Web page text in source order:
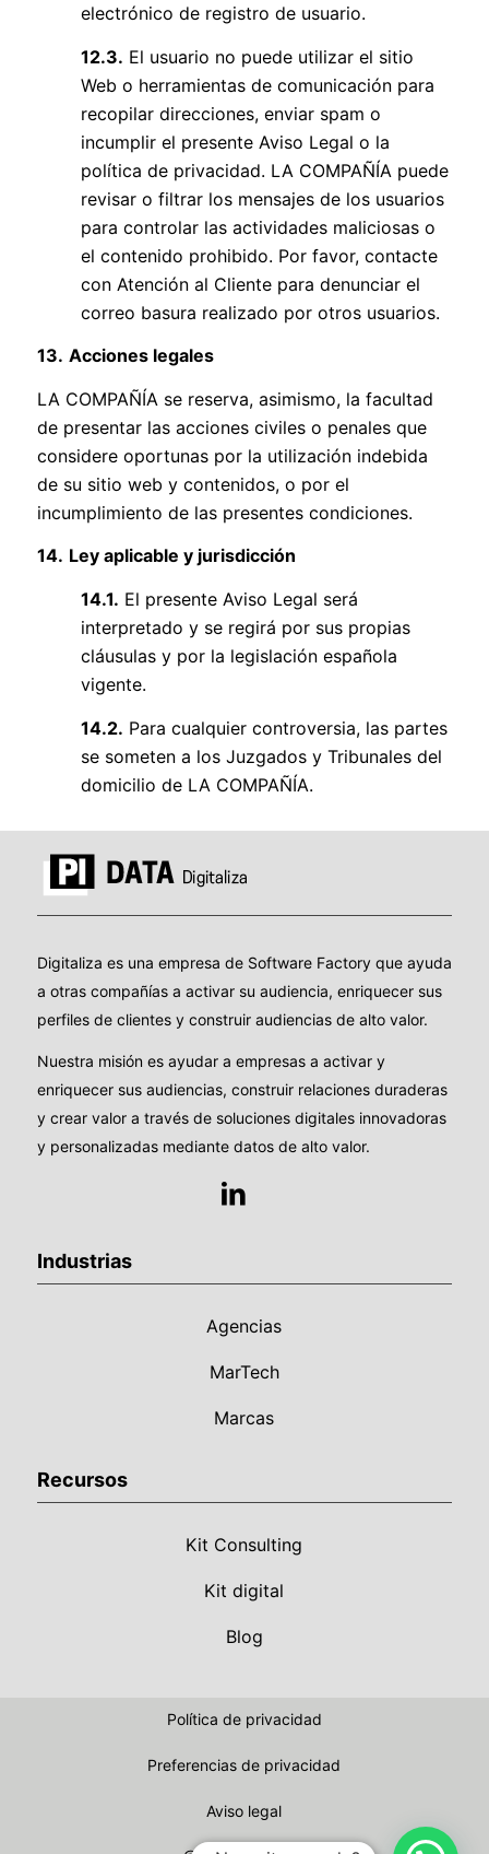
electrónico de registro de usuario.
12.3. El usuario no puede utilizar el sitio
Web o herramientas de comunicación para
recopilar direcciones, enviar spam o
incumplir el presente Aviso Legal o la
política de privacidad. LA COMPAÑÍA puede
revisar o filtrar los mensajes de los usuarios
para controlar las actividades maliciosas o
el contenido prohibido. Por favor, contacte
con Atención al Cliente para denunciar el
correo basura realizado por otros usuarios.
13. Acciones legales
LA COMPAÑÍA se reserva, asimismo, la facultad
de presentar las acciones civiles o penales que
considere oportunas por la utilización indebida
de su sitio web y contenidos, o por el
incumplimiento de las presentes condiciones.
14. Ley aplicable y jurisdicción
14.1. El presente Aviso Legal será
interpretado y se regirá por sus propias
cláusulas y por la legislación española
vigente.
14.2. Para cualquier controversia, las partes
se someten a los Juzgados y Tribunales del
domicilio de LA COMPAÑÍA.
Digitaliza es una empresa de Software Factory que ayuda
a otras compañías a activar su audiencia, enriquecer sus
perfiles de clientes y construir audiencias de alto valor.
Nuestra misión es ayudar a empresas a activar y
enriquecer sus audiencias, construir relaciones duraderas
y crear valor a través de soluciones digitales innovadoras
y personalizadas mediante datos de alto valor.
Industrias
Agencias
MarTech
Marcas
Recursos
Kit Consulting
Kit digital
Blog
Política de privacidad
Preferencias de privacidad
Aviso legal